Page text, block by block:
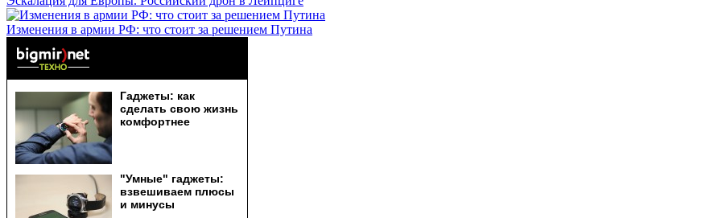
Изменения в армии РФ: что стоит за решением Путина